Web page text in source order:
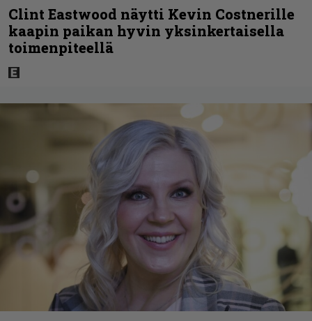
Clint Eastwood näytti Kevin Costnerille
kaapin paikan hyvin yksinkertaisella
toimenpiteellä